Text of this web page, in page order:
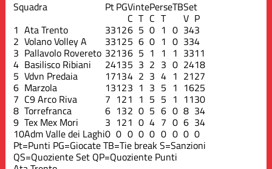
Squadra PtPGVintePerseTBSet
C T C T V P
1 Ata Trento 33126 5 0 1 0 343
2 Volano Volley A 33125 6 0 1 0 334
3 Pallavolo Rovereto 32136 5 1 1 1 3311
4 Basilisco Ribiani 24135 3 2 3 0 2418
5 Vdvn Predaia 17134 2 3 4 1 2127
6 Marzola 13123 1 3 5 1 1625
7 C9 Arco Riva 7 121 1 5 5 1 1130
8 Torrefranca 6 132 0 5 6 0 8 34
9 Tex Mex Mori 3 121 0 4 7 0 6 34
10Adm Valle dei Laghi0 0 0 0 0 0 0 0 0
Pt=Punti PG=GiocateTB=Tie breakS=Sanzioni
QS=Quoziente Set QP=Quoziente Punti